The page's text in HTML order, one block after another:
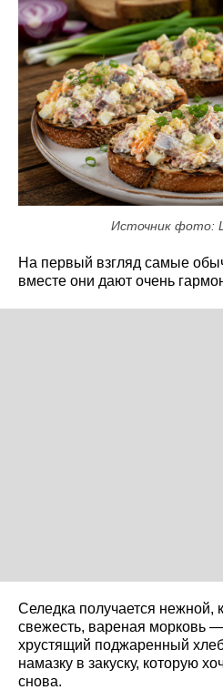
Источник фото:
На первый взгляд самые
вместе они дают очень
Селедка получается нежной,
свежесть, вареная морковь
хрустящий поджаренный
намазку в закуску, которую
снова.